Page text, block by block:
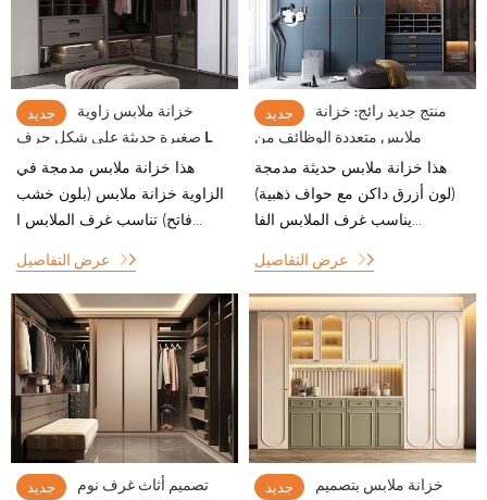
جديد
خزانة ملابس زاوية
صغيرة حديثة على شكل حرف L
من الألومنيوم
هذا خزانة ملابس مدمجة في
الزاوية خزانة ملابس (بلون خشب
عرض التفاصيل
جديد
منتج جديد رائج: خزانة
ملابس متعددة الوظائف من
الخشب لغرفة النوم الرئيسية مع
مساحة تخزين واسعة
هذا خزانة ملابس حديثة مدمجة
(لون أزرق داكن مع حواف ذهبية)
عرض التفاصيل
جديد
تصميم أثاث غرف نوم
جديد
خزانة ملابس بتصميم